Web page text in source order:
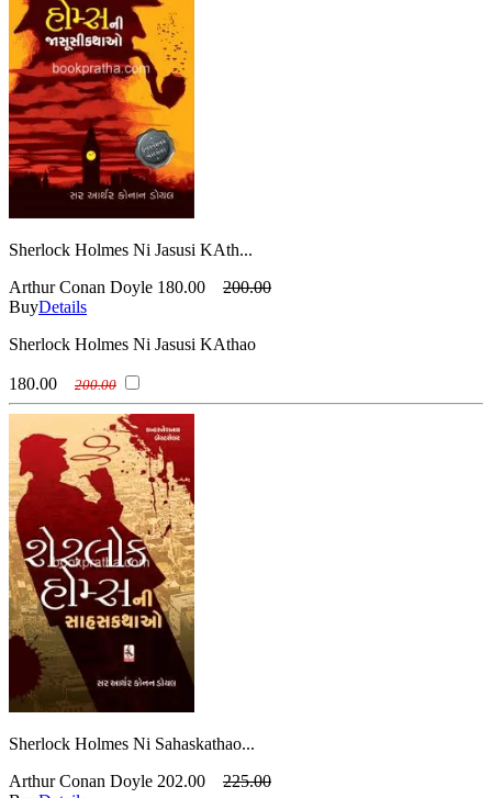
Sherlock Holmes Ni Jasusi KAth...
Arthur Conan Doyle 180.00
200.00
BuyDetails
Sherlock Holmes Ni Jasusi KAthao
180.00 200.00
Sherlock Holmes Ni Sahaskathao...
Arthur Conan Doyle 202.00
225.00